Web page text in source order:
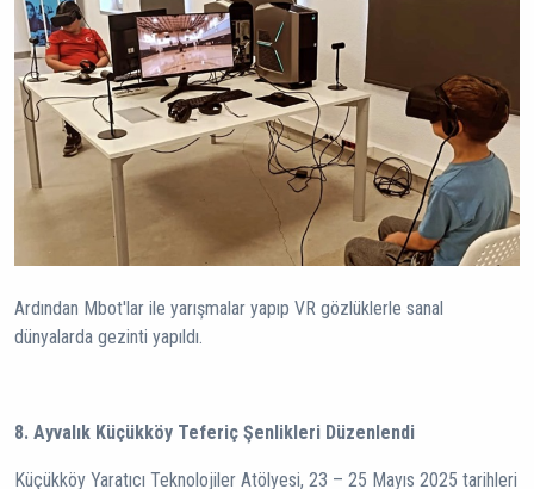
Ardından Mbot'lar ile yarışmalar yapıp VR gözlüklerle sanal
dünyalarda gezinti yapıldı.
8. Ayvalık Küçükköy Teferiç Şenlikleri Düzenlendi
Küçükköy Yaratıcı Teknolojiler Atölyesi, 23 – 25 Mayıs 2025 tarihleri